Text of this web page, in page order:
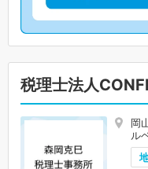
税理士法人
岡
ル